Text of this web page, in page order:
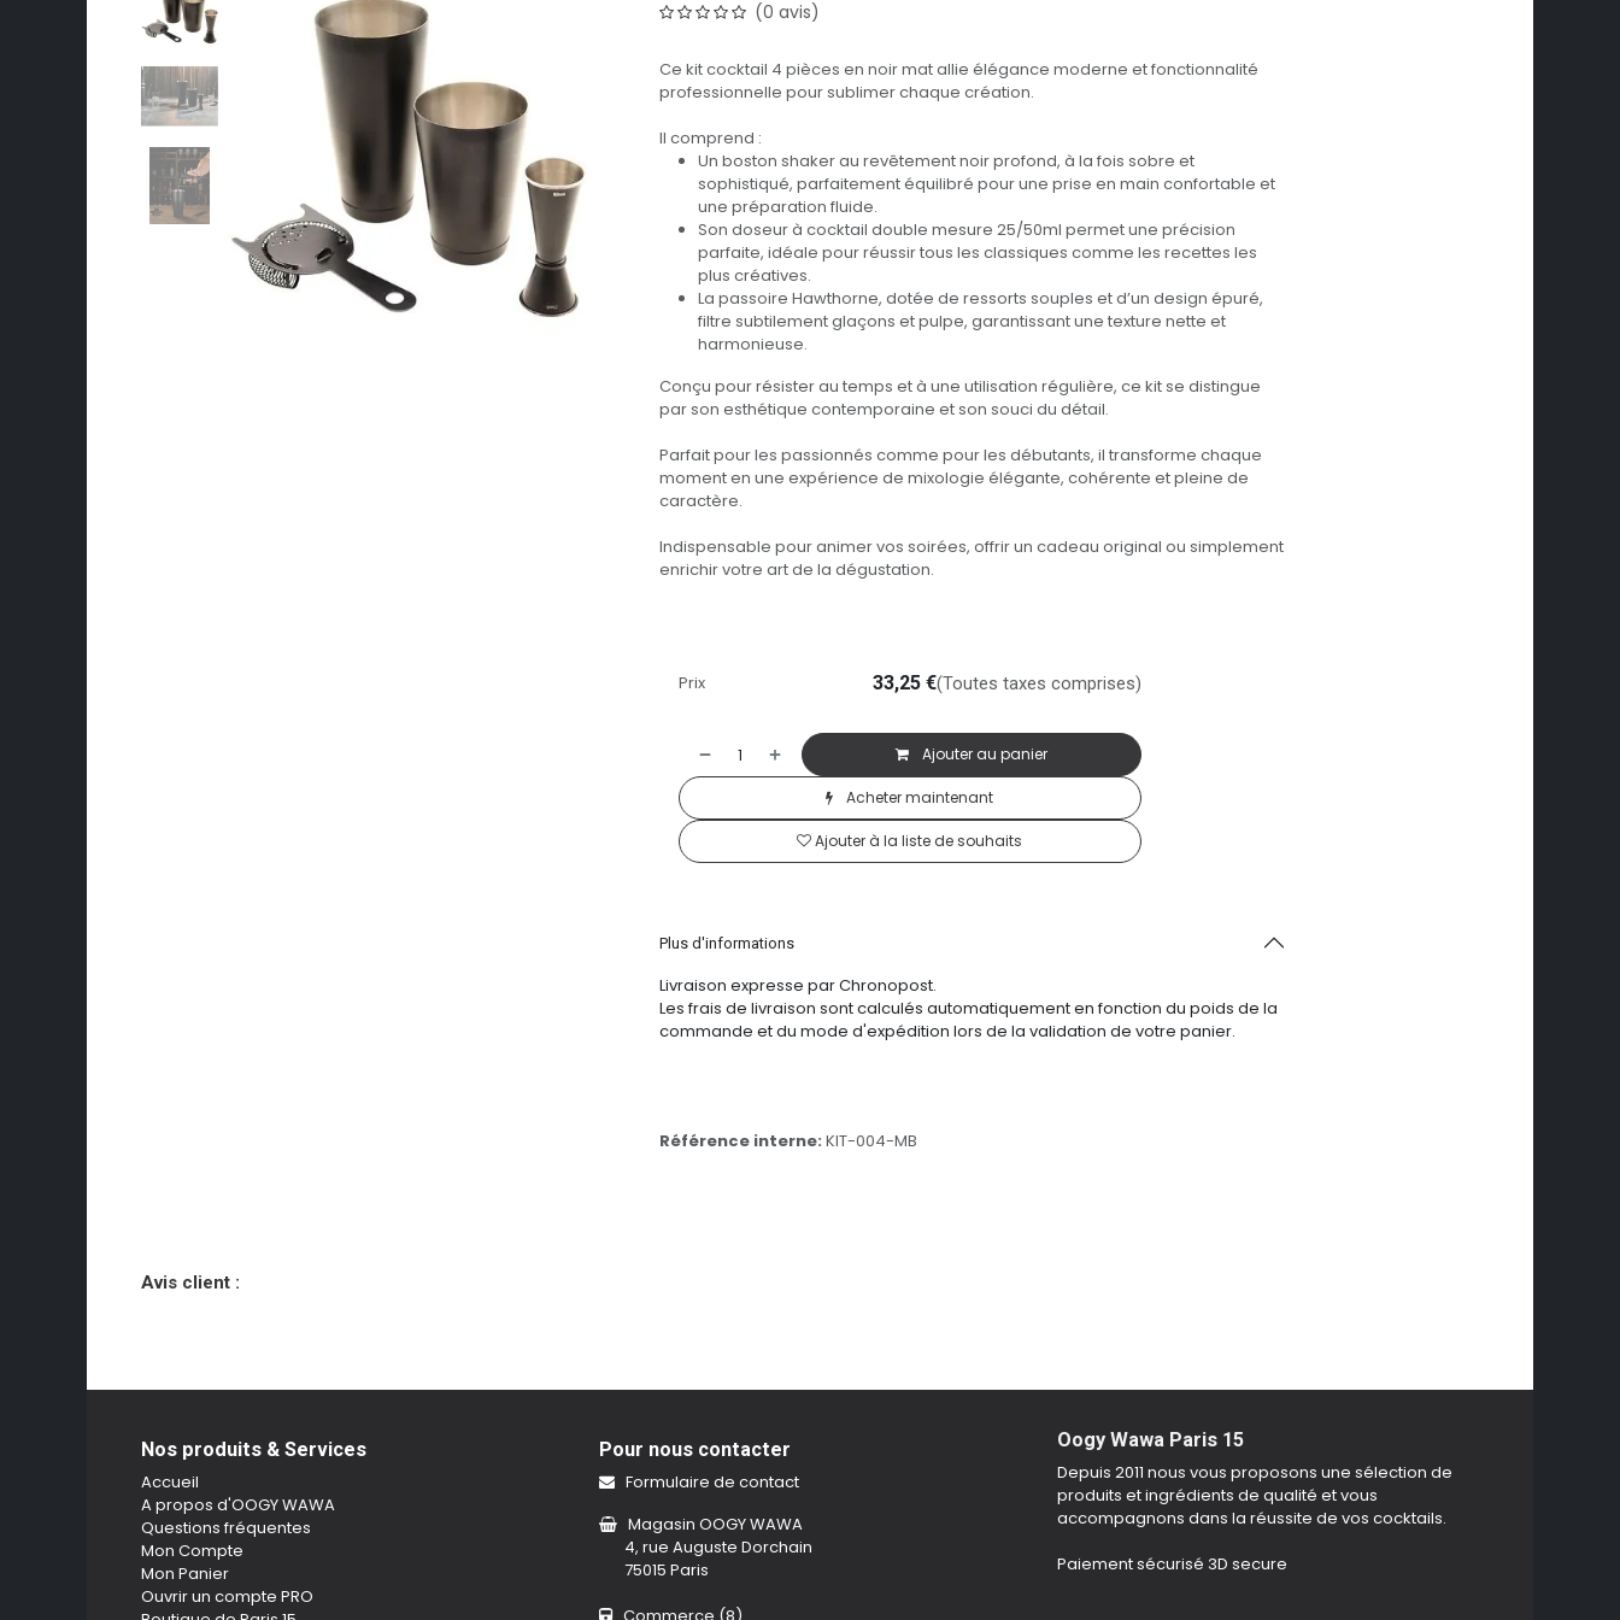
(0 avis)
Ce kit cocktail 4 pièces en noir mat allie élégance moderne et fonctionnalité
professionnelle pour sublimer chaque création.
Il comprend :
Un boston shaker au revêtement noir profond, à la fois sobre et
sophistiqué, parfaitement équilibré pour une prise en main confortable et
une préparation fluide.
Son doseur à cocktail double mesure 25/50ml permet une précision
parfaite, idéale pour réussir tous les classiques comme les recettes les
plus créatives.
La passoire Hawthorne, dotée de ressorts souples et d’un design épuré,
filtre subtilement glaçons et pulpe, garantissant une texture nette et
harmonieuse.
Conçu pour résister au temps et à une utilisation régulière, ce kit se distingue
par son esthétique contemporaine et son souci du détail.
Parfait pour les passionnés comme pour les débutants, il transforme chaque
moment en une expérience de mixologie élégante, cohérente et pleine de
caractère.
Indispensable pour animer vos soirées, offrir un cadeau original ou simplement
enrichir votre art de la dégustation.
Ajouter au panier
Acheter maintenant
Ajouter à la liste de souhaits
Prix 33,25€(Toutes taxes comprises)
Plus d'informations
Livraison expresse par Chronopost.
Les frais de livraison sont calculés automatiquement en fonction du poids de la
commande et du mode d'expédition lors de la validation de votre panier.
Référence interne: KIT-004-MB
Avis client :
Nos produits & Services
Accueil
A propos d'OOGY WAWA
Questions fréquentes
Mon Compte
Mon Panier
Ouvrir un compte PRO
Pour nous contacter
Formulaire de contact
Magasin OOGY WAWA
4, rue Auguste Dorchain
75015 Paris
Oogy Wawa Paris 15
Depuis 2011 nous vous proposons une sélection de
produits et ingrédients de qualité et vous
accompagnons dans la réussite de vos cocktails.
Paiement sécurisé 3D secure